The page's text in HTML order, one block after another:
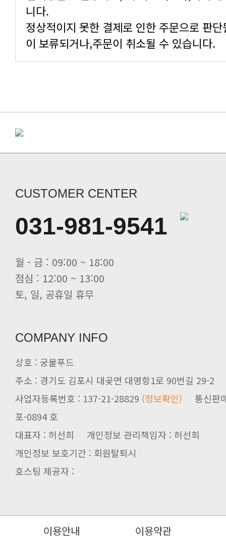
니다.
정상적이지 못한 결제로 인한 주문으로 판
이 보류되거나,주문이 취소될 수 있습니다.
CUSTOMER CENTER
031-981-9541
월 - 금 : 09:00 ~ 18:00
점심 : 12:00 ~ 13:00
토, 일, 공휴일 휴무
COMPANY INFO
상호 : 궁물푸드
주소 : 경기도 김포시 대곶면 대명항1로 90번길 29-2
사업자등록번호 : 137-21-28829 (정보확인) 통신판
포-0894 호
대표자 : 허선희 개인정보 관리책임자 : 허선희
개인정보 보호기간 : 회원탈퇴시
호스팅 제공자 :
이용안내 이용약관